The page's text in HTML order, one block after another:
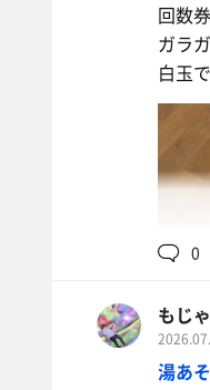
回数
ガラ
白玉
0
もじ
湯あ